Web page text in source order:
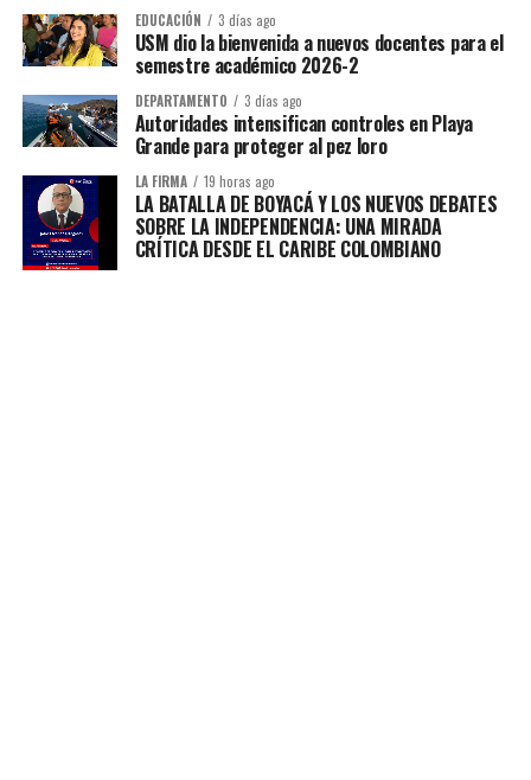
EDUCACIÓN 3 días ago
USM dio la bienvenida a nuevos docentes para el
semestre académico 2026-2
DEPARTAMENTO 3 días ago
Autoridades intensifican controles en Playa
Grande para proteger al pez loro
LA FIRMA 19 horas ago
LA BATALLA DE BOYACÁ Y LOS NUEVOS DEBATES
SOBRE LA INDEPENDENCIA: UNA MIRADA
CRÍTICA DESDE EL CARIBE COLOMBIANO